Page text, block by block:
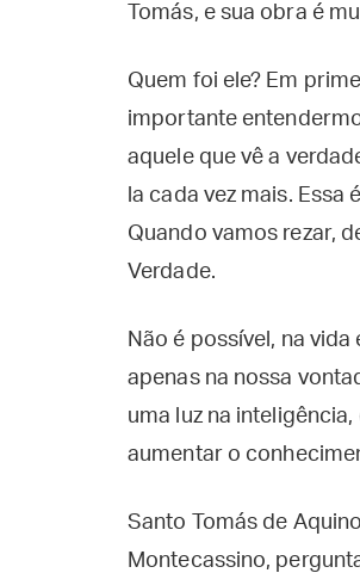
Tomás, e sua obra é
Quem foi ele? Em
importante
aquele que vê a
la cada vez mais.
Quando vamos rezar,
Verdade.
Não é possível, na
apenas na nossa
uma luz na
aumentar o
Santo Tomás de
Montecassino,